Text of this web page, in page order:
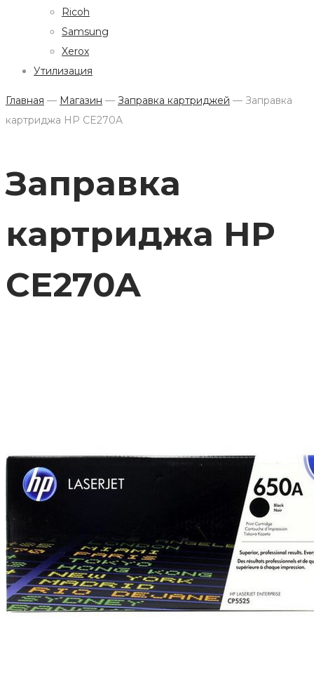
Ricoh
Samsung
Xerox
Утилизация
Главная — Магазин — Заправка картриджей — Заправка
картриджа HP CE270A
Заправка
картриджа HP
CE270A